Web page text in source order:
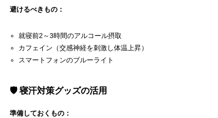
避けるべきもの：
就寝前2～3時間のアルコール摂取
カフェイン（交感神経を刺激し体温上昇）
スマートフォンのブルーライト
🛡️ 寝汗対策グッズの活用
準備しておくもの：